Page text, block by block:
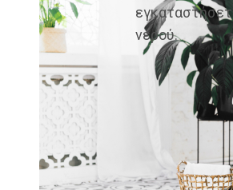
νερού.